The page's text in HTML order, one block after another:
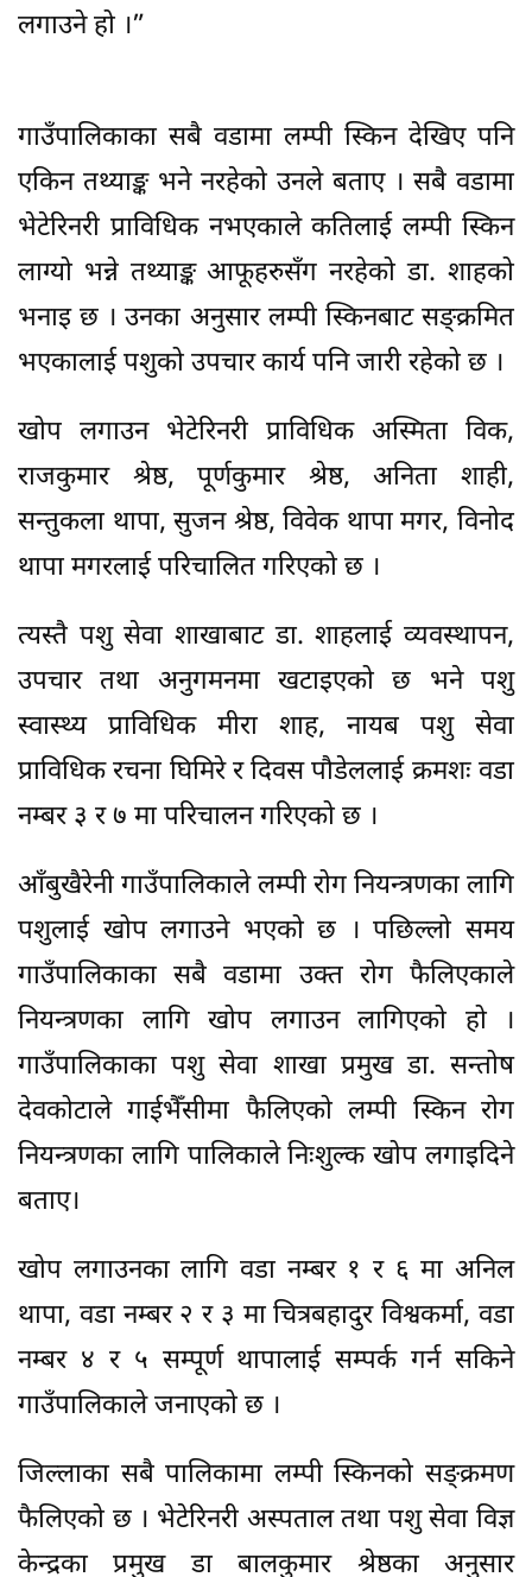
लगाउने हो ।”
गाउँपालिकाका सबै वडामा लम्पी स्किन देखिए पनि
एकिन तथ्याङ्क भने नरहेको उनले बताए । सबै वडामा
भेटेरिनरी प्राविधिक नभएकाले कतिलाई लम्पी स्किन
लाग्यो भन्ने तथ्याङ्क आफूहरुसँग नरहेको डा. शाहको
भनाइ छ । उनका अनुसार लम्पी स्किनबाट सङ्क्रमित
भएकालाई पशुको उपचार कार्य पनि जारी रहेको छ ।
खोप लगाउन भेटेरिनरी प्राविधिक अस्मिता विक,
राजकुमार श्रेष्ठ, पूर्णकुमार श्रेष्ठ, अनिता शाही,
सन्तुकला थापा, सुजन श्रेष्ठ, विवेक थापा मगर, विनोद
थापा मगरलाई परिचालित गरिएको छ ।
त्यस्तै पशु सेवा शाखाबाट डा. शाहलाई व्यवस्थापन,
उपचार तथा अनुगमनमा खटाइएको छ भने पशु
स्वास्थ्य प्राविधिक मीरा शाह, नायब पशु सेवा
प्राविधिक रचना घिमिरे र दिवस पौडेललाई क्रमशः वडा
नम्बर ३ र ७ मा परिचालन गरिएको छ ।
आँबुखैरेनी गाउँपालिकाले लम्पी रोग नियन्त्रणका लागि
पशुलाई खोप लगाउने भएको छ । पछिल्लो समय
गाउँपालिकाका सबै वडामा उक्त रोग फैलिएकाले
नियन्त्रणका लागि खोप लगाउन लागिएको हो ।
गाउँपालिकाका पशु सेवा शाखा प्रमुख डा. सन्तोष
देवकोटाले गाईभैँसीमा फैलिएको लम्पी स्किन रोग
नियन्त्रणका लागि पालिकाले निःशुल्क खोप लगाइदिने
बताए।
खोप लगाउनका लागि वडा नम्बर १ र ६ मा अनिल
थापा, वडा नम्बर २ र ३ मा चित्रबहादुर विश्वकर्मा, वडा
नम्बर ४ र ५ सम्पूर्ण थापालाई सम्पर्क गर्न सकिने
गाउँपालिकाले जनाएको छ ।
जिल्लाका सबै पालिकामा लम्पी स्किनको सङ्क्रमण
फैलिएको छ । भेटेरिनरी अस्पताल तथा पशु सेवा विज्ञ
केन्द्रका प्रमुख डा बालकुमार श्रेष्ठका अनुसार